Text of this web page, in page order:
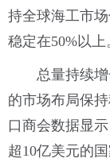
持全球海工市
稳定在50%以上
总量持续
的市场布局保
口商会数据显
超10亿美元的